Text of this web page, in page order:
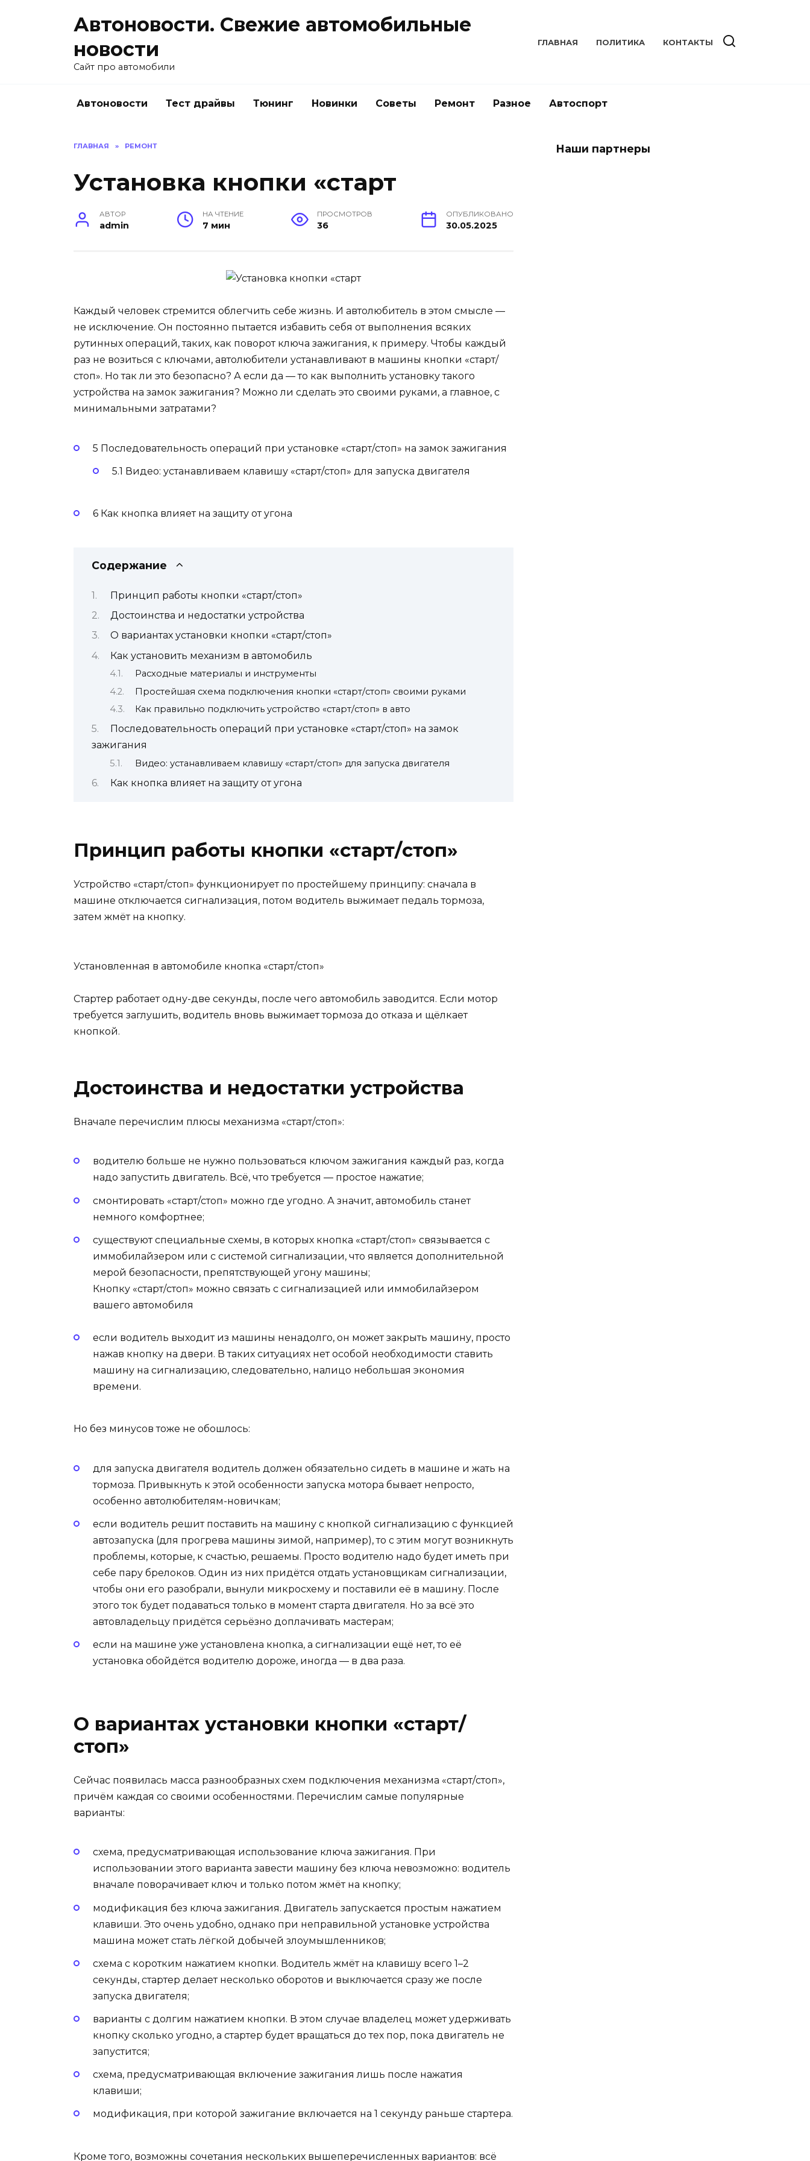
Автоновости. Свежие автомобильные
новости
Сайт про автомобили
ГЛАВНАЯ ПОЛИТИКА КОНТАКТЫ
Автоновости Тест драйвы Тюнинг Новинки Советы Ремонт Разное Автоспорт
ГЛАВНАЯ » РЕМОНТ
Установка кнопки «старт
АВТОР
admin
НА ЧТЕНИЕ
7 мин
ПРОСМОТРОВ
36
ОПУБЛИКОВАНО
30.05.2025
Каждый человек стремится облегчить себе жизнь. И автолюбитель в этом смысле —
не исключение. Он постоянно пытается избавить себя от выполнения всяких
рутинных операций, таких, как поворот ключа зажигания, к примеру. Чтобы каждый
раз не возиться с ключами, автолюбители устанавливают в машины кнопки «старт/
стоп». Но так ли это безопасно? А если да — то как выполнить установку такого
устройства на замок зажигания? Можно ли сделать это своими руками, а главное, с
минимальными затратами?
5 Последовательность операций при установке «старт/стоп» на замок зажигания
5.1 Видео: устанавливаем клавишу «старт/стоп» для запуска двигателя
6 Как кнопка влияет на защиту от угона
Содержание
Принцип работы кнопки «старт/стоп»
Достоинства и недостатки устройства
О вариантах установки кнопки «старт/стоп»
Как установить механизм в автомобиль
Расходные материалы и инструменты
Простейшая схема подключения кнопки «старт/стоп» своими руками
Как правильно подключить устройство «старт/стоп» в авто
Последовательность операций при установке «старт/стоп» на замок
зажигания
Видео: устанавливаем клавишу «старт/стоп» для запуска двигателя
Как кнопка влияет на защиту от угона
Принцип работы кнопки «старт/стоп»
Устройство «старт/стоп» функционирует по простейшему принципу: сначала в
машине отключается сигнализация, потом водитель выжимает педаль тормоза,
затем жмёт на кнопку.
Установленная в автомобиле кнопка «старт/стоп»
Стартер работает одну-две секунды, после чего автомобиль заводится. Если мотор
требуется заглушить, водитель вновь выжимает тормоза до отказа и щёлкает
кнопкой.
Достоинства и недостатки устройства
Вначале перечислим плюсы механизма «старт/стоп»:
водителю больше не нужно пользоваться ключом зажигания каждый раз, когда
надо запустить двигатель. Всё, что требуется — простое нажатие;
смонтировать «старт/стоп» можно где угодно. А значит, автомобиль станет
немного комфортнее;
существуют специальные схемы, в которых кнопка «старт/стоп» связывается с
иммобилайзером или с системой сигнализации, что является дополнительной
мерой безопасности, препятствующей угону машины;
Кнопку «старт/стоп» можно связать с сигнализацией или иммобилайзером
вашего автомобиля
если водитель выходит из машины ненадолго, он может закрыть машину, просто
нажав кнопку на двери. В таких ситуациях нет особой необходимости ставить
машину на сигнализацию, следовательно, налицо небольшая экономия
времени.
Но без минусов тоже не обошлось:
для запуска двигателя водитель должен обязательно сидеть в машине и жать на
тормоза. Привыкнуть к этой особенности запуска мотора бывает непросто,
особенно автолюбителям-новичкам;
если водитель решит поставить на машину с кнопкой сигнализацию с функцией
автозапуска (для прогрева машины зимой, например), то с этим могут возникнуть
проблемы, которые, к счастью, решаемы. Просто водителю надо будет иметь при
себе пару брелоков. Один из них придётся отдать установщикам сигнализации,
чтобы они его разобрали, вынули микросхему и поставили её в машину. После
этого ток будет подаваться только в момент старта двигателя. Но за всё это
автовладельцу придётся серьёзно доплачивать мастерам;
если на машине уже установлена кнопка, а сигнализации ещё нет, то её
установка обойдётся водителю дороже, иногда — в два раза.
О вариантах установки кнопки «старт/
стоп»
Сейчас появилась масса разнообразных схем подключения механизма «старт/стоп»,
причём каждая со своими особенностями. Перечислим самые популярные
варианты:
схема, предусматривающая использование ключа зажигания. При
использовании этого варианта завести машину без ключа невозможно: водитель
вначале поворачивает ключ и только потом жмёт на кнопку;
модификация без ключа зажигания. Двигатель запускается простым нажатием
клавиши. Это очень удобно, однако при неправильной установке устройства
машина может стать лёгкой добычей злоумышленников;
схема с коротким нажатием кнопки. Водитель жмёт на клавишу всего 1–2
секунды, стартер делает несколько оборотов и выключается сразу же после
запуска двигателя;
варианты с долгим нажатием кнопки. В этом случае владелец может удерживать
кнопку сколько угодно, а стартер будет вращаться до тех пор, пока двигатель не
запустится;
схема, предусматривающая включение зажигания лишь после нажатия
клавиши;
модификация, при которой зажигание включается на 1 секунду раньше стартера.
Кроме того, возможны сочетания нескольких вышеперечисленных вариантов: всё
Наши партнеры